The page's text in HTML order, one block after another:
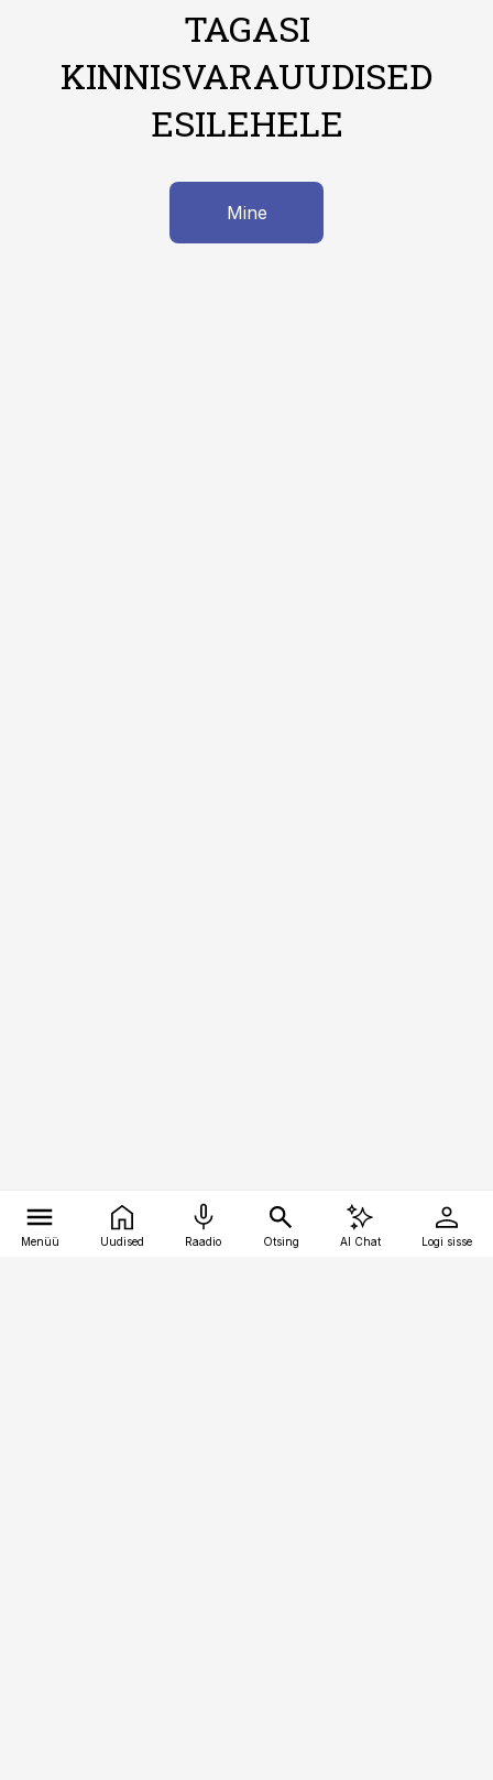
TAGASI
KINNISVARAUUDISED
ESILEHELE
Mine
Menüü Uudised Raadio Otsing AI Chat Logi sisse